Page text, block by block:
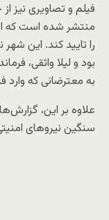
فیلم و تصاویری نیز
منتشر شده است که
را تایید کند. این
بود و لیلا واثقی،
به معترضانی که وارد
علاوه بر این،
سنگین نیروهای